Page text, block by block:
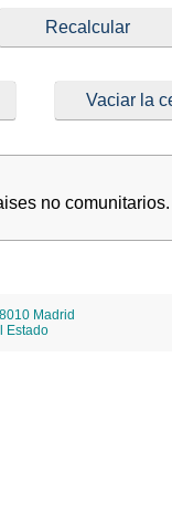
Vaciar la
no comunitarios.
Madrid
Estado